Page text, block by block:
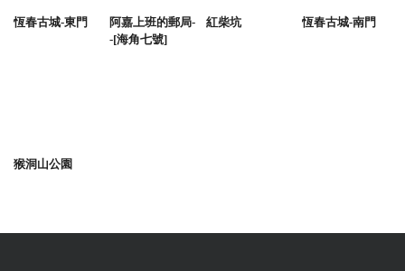
恆春古城-東門
阿嘉上班的郵局-
-[海角七號]
紅柴坑 恆春古城-南門
猴洞山公園